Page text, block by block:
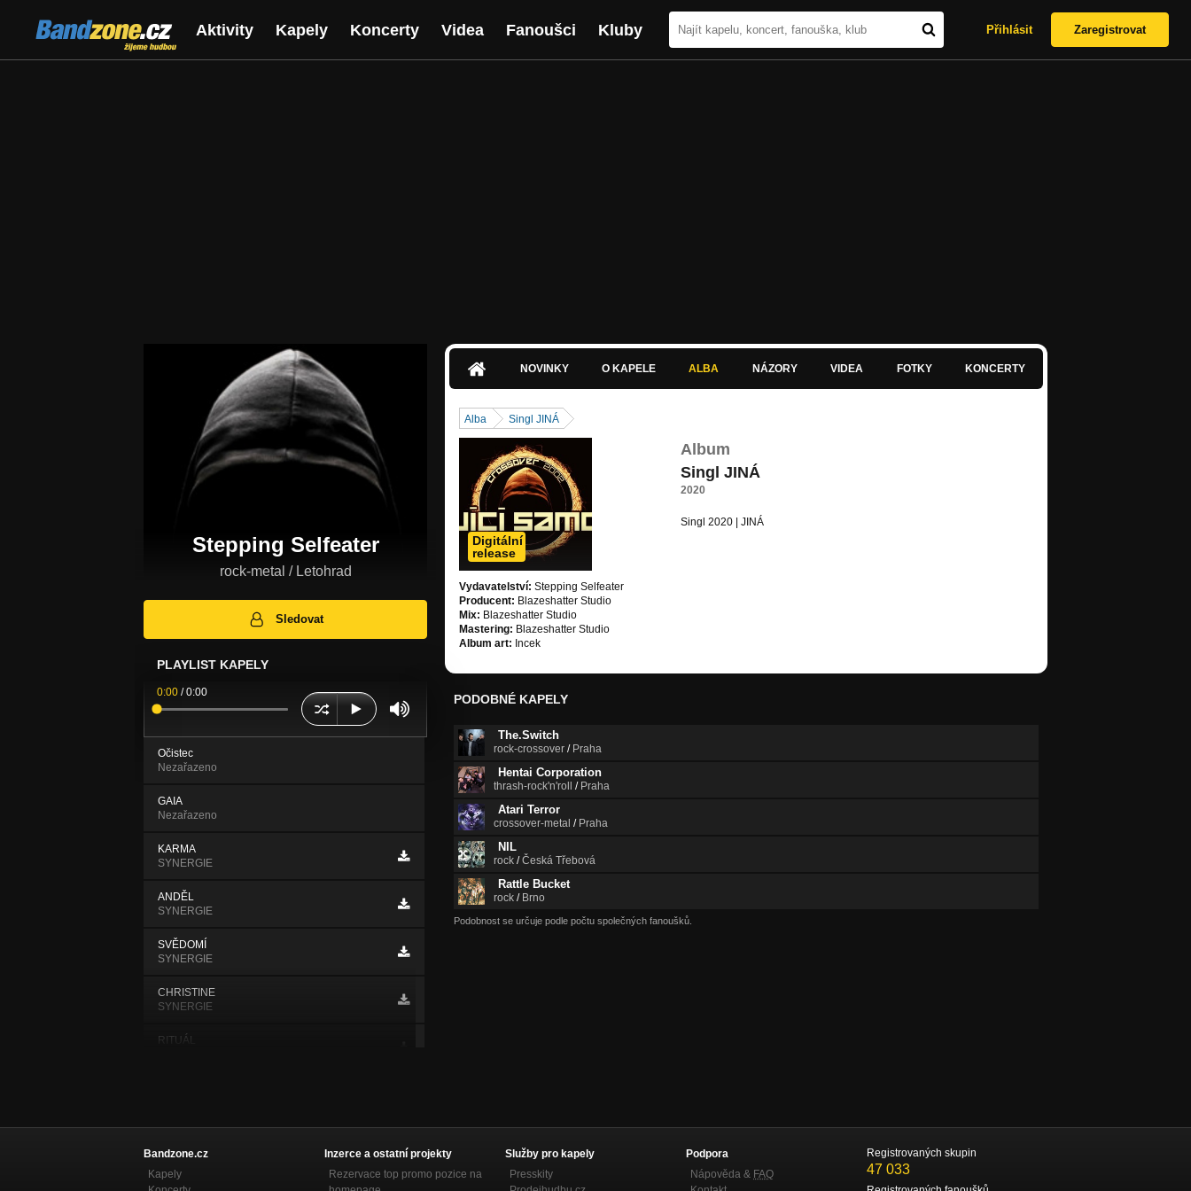
Bandzone.cz
žijeme hudbou
Aktivity Kapely Koncerty Videa Fanoušci Kluby Přihlásit Zaregistrovat
Stepping Selfeater
rock-metal / Letohrad
Sledovat
PLAYLIST KAPELY
0:00 /0:00
Očistec
Nezařazeno
GAIA
Nezařazeno
KARMA
SYNERGIE
ANDĚL
SYNERGIE
SVĚDOMÍ
SYNERGIE
CHRISTINE
SYNERGIE
RITUÁL
Proměna
NOVINKY O KAPELE ALBA NÁZORY VIDEA FOTKY KONCERTY
Alba Singl JINÁ
Digitální
release
Vydavatelství: Stepping Selfeater
Producent: Blazeshatter Studio
Mix: Blazeshatter Studio
Mastering: Blazeshatter Studio
Album art: Incek
Album
Singl JINÁ
2020
Singl 2020 | JINÁ
PODOBNÉ KAPELY
The.Switch
rock-crossover / Praha
Hentai Corporation
thrash-rock'n'roll / Praha
Atari Terror
crossover-metal / Praha
NIL
rock /Česká Třebová
Rattle Bucket
rock / Brno
Podobnost se určuje podle počtu společných fanoušků.
Bandzone.cz
Kapely
Inzerce a ostatní projekty
Rezervace top promo pozice na
Služby pro kapely
Presskity
Podpora
Nápověda & FAQ
Registrovaných skupin
47 033